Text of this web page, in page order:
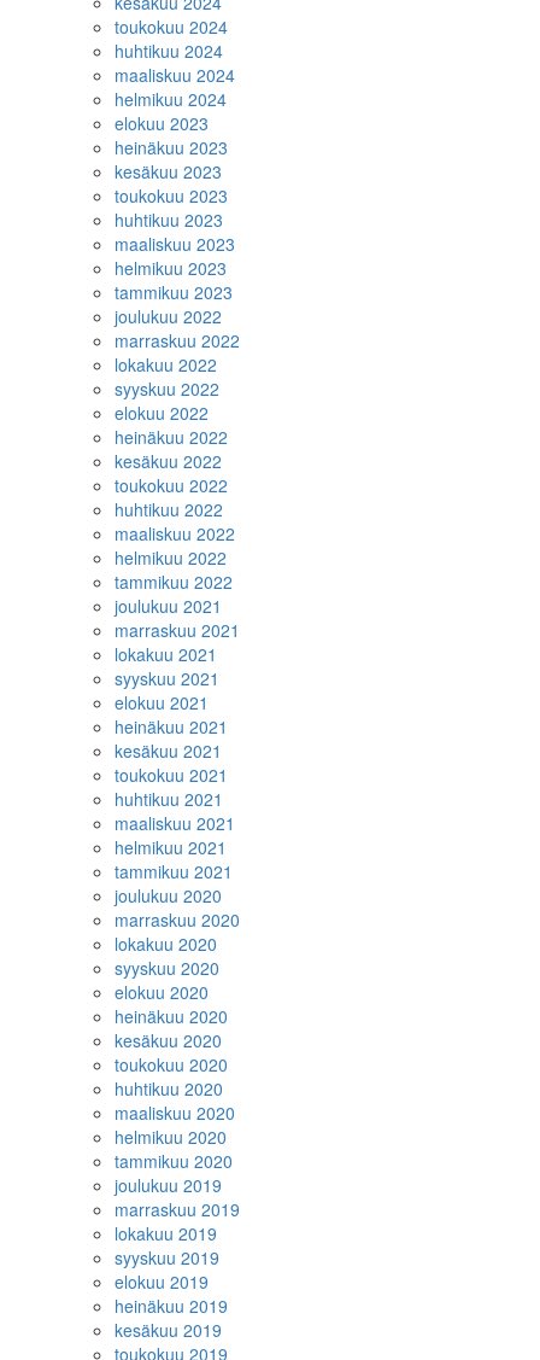
toukokuu 2024
huhtikuu 2024
maaliskuu 2024
helmikuu 2024
elokuu 2023
heinäkuu 2023
kesäkuu 2023
toukokuu 2023
huhtikuu 2023
maaliskuu 2023
helmikuu 2023
tammikuu 2023
joulukuu 2022
marraskuu 2022
lokakuu 2022
syyskuu 2022
elokuu 2022
heinäkuu 2022
kesäkuu 2022
toukokuu 2022
huhtikuu 2022
maaliskuu 2022
helmikuu 2022
tammikuu 2022
joulukuu 2021
marraskuu 2021
lokakuu 2021
syyskuu 2021
elokuu 2021
heinäkuu 2021
kesäkuu 2021
toukokuu 2021
huhtikuu 2021
maaliskuu 2021
helmikuu 2021
tammikuu 2021
joulukuu 2020
marraskuu 2020
lokakuu 2020
syyskuu 2020
elokuu 2020
heinäkuu 2020
kesäkuu 2020
toukokuu 2020
huhtikuu 2020
maaliskuu 2020
helmikuu 2020
tammikuu 2020
joulukuu 2019
marraskuu 2019
lokakuu 2019
syyskuu 2019
elokuu 2019
heinäkuu 2019
kesäkuu 2019
toukokuu 2019